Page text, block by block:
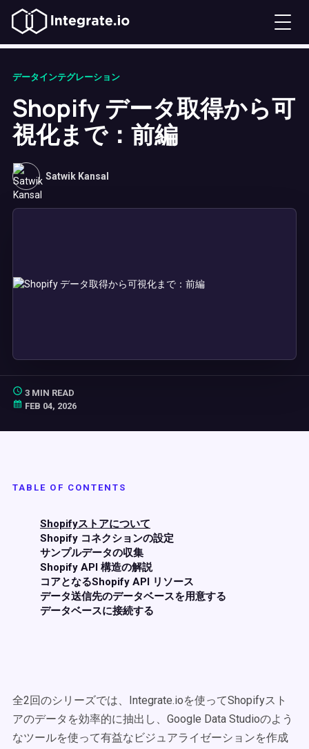
データインテグレーション
Shopify データ取得から可
視化まで：前編
Satwik Kansal
3 MIN READ
FEB 04, 2026
TABLE OF CONTENTS
Shopifyストアについて
Shopify コネクションの設定
サンプルデータの収集
Shopify API 構造の解説
コアとなるShopify API リソース
データ送信先のデータベースを用意する
データベースに接続する
全2回のシリーズでは、Integrate.ioを使ってShopifyスト
アのデータを効率的に抽出し、Google Data Studioのよう
なツールを使って有益なビジュアライゼーションを作成